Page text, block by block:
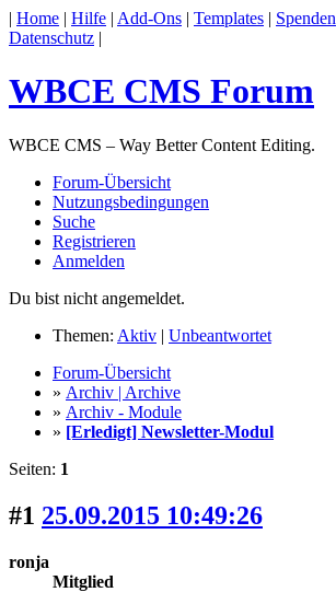
| Home | Hilfe | Add-Ons | Templates | Spenden
Datenschutz |
WBCE CMS Forum
WBCE CMS – Way Better Content Editing.
Forum-Übersicht
Nutzungsbedingungen
Suche
Registrieren
Anmelden
Du bist nicht angemeldet.
Themen: Aktiv | Unbeantwortet
Forum-Übersicht
» Archiv | Archive
» Archiv - Module
» [Erledigt] Newsletter-Modul
Seiten: 1
#1 25.09.2015 10:49:26
ronja
Mitglied